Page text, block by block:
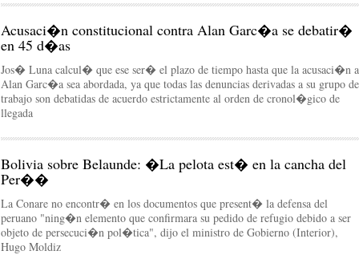
Acusaci�n constitucional contra Alan Garc�a se debatir�
en 45 d�as
Jos� Luna calcul� que ese ser� el plazo de tiempo hasta que la acusaci�n a
Alan Garc�a sea abordada, ya que todas las denuncias derivadas a su grupo de
trabajo son debatidas de acuerdo estrictamente al orden de cronol�gico de
llegada
Bolivia sobre Belaunde: �La pelota est� en la cancha del
Per��
La Conare no encontr� en los documentos que present� la defensa del
peruano "ning�n elemento que confirmara su pedido de refugio debido a ser
objeto de persecuci�n pol�tica", dijo el ministro de Gobierno (Interior),
Hugo Moldiz